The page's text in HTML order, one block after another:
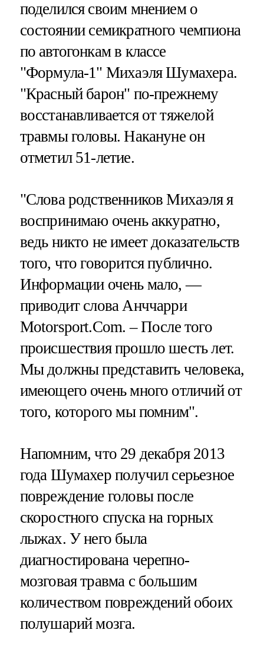
поделился своим мнением о
состоянии семикратного чемпиона
по автогонкам в классе
"Формула-1" Михаэля Шумахера.
"Красный барон" по-прежнему
восстанавливается от тяжелой
травмы головы. Накануне он
отметил 51-летие.
"Слова родственников Михаэля я
воспринимаю очень аккуратно,
ведь никто не имеет доказательств
того, что говорится публично.
Информации очень мало, —
приводит слова Анччарри
Motorsport.Com. – После того
происшествия прошло шесть лет.
Мы должны представить человека,
имеющего очень много отличий от
того, которого мы помним".
Напомним, что 29 декабря 2013
года Шумахер получил серьезное
повреждение головы после
скоростного спуска на горных
лыжах. У него была
диагностирована черепно-
мозговая травма с большим
количеством повреждений обоих
полушарий мозга.